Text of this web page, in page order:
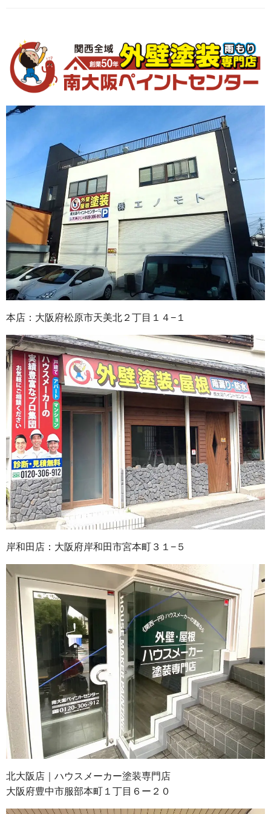
本店：大阪府松原市天美北２丁目１４−１
岸和田店：大阪府岸和田市宮本町３１−５
北大阪店｜ハウスメーカー塗装専門店
大阪府豊中市服部本町１丁目６ー２０